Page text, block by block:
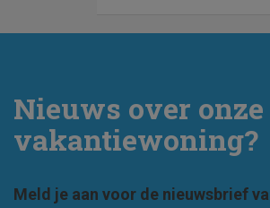
Nieuws over onze
vakantiewoning?
Meld je aan voor de nieuwsbrief